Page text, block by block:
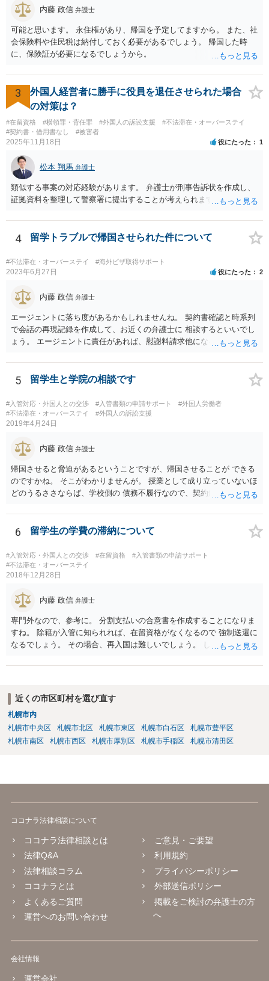
内藤 政信 弁護士
可能と思います。 永住権があり、帰国を予定してますから。 また、社
会保険料や住民税は納付しておく必要があるでしょう。 帰国した時
に、保険証が必要になるでしょうから。
3
外国人経営者に勝手に役員を退任させられた場合
の対策は？
#在留資格 #横領罪・背任罪 #外国人の訴訟支援
#不法滞在・オーバーステイ
#契約書・借用書なし
#被害者
2025年11月18日 役にたった 1
松本 翔馬 弁護士
類似する事案の対応経験があります。 弁護士が刑事告訴状を作成し、
証拠資料を整理して警察署に提出することが考えられます。
4 留学トラブルで帰国させられた件について
#不法滞在・オーバーステイ #海外ビザ取得サポート
2023年6月27日 役にたった 2
内藤 政信 弁護士
エージェントに落ち度があるかもしれませんね。 契約書確認と時系列
で会話の再現記録を作成して、お近くの弁護士に 相談するといいでし
ょう。 エージェントに責任があれば、慰謝料請求他になるでしょう。
5 留学生と学院の相談です
#入管対応・外国人との交渉 #入管書類の申請サポート
#外国人労働者
#不法滞在・オーバーステイ
#外国人の訴訟支援
2019年4月24日
内藤 政信 弁護士
帰国させると脅迫があるということですが、帰国させることが できる
のですかね。 そこがわかりませんが。 授業として成り立っていないほ
どのうるささならば、学校側の 債務不履行なので、契約解除、あるい
て、在留資格に問題が出るといけません から、その点が気になるとこ
ろですね。
6 留学生の学費の滞納について
#入管対応・外国人との交渉 #在留資格
#入管書類の申請サポート
#不法滞在・オーバーステイ
2018年12月28日
内藤 政信 弁護士
専門外なので、参考に。 分割支払いの合意書を作成することになりま
すね。 除籍が入管に知られれば、在留資格がなくなるので 強制送還に
なるでしょう。 その場合、再入国は難しいでしょう。 したがって、結
いように思いますね。
近くの市区町村を選び直す
札幌市内
札幌市中央区
札幌市北区 札幌市東区 札幌市白石区
札幌市豊平区
札幌市南区
札幌市西区 札幌市厚別区 札幌市手稲区 札幌市清田区
ココナラ法律相談について
ココナラ法律相談とは
法律Q&A
法律相談コラム
ココナラとは
よくあるご質問
運営へのお問い合わせ
ご意見・ご要望
利用規約
プライバシーポリシー
外部送信ポリシー
掲載をご検討の弁護士の方
へ
会社情報
運営会社